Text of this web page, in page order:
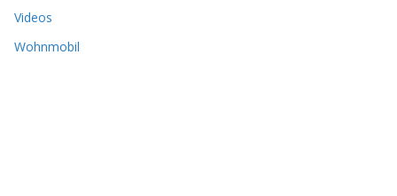
Videos
Wohnmobil